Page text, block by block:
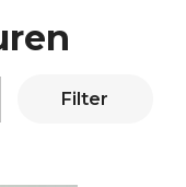
Filter